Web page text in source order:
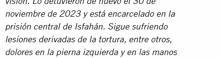
noviembre de 2023 y está encarcelado en la
prisión central de Isfahán. Sigue sufriendo
lesiones derivadas de la tortura, entre otros,
dolores en la pierna izquierda y en las manos